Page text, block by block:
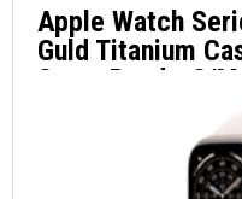
Apple Watch
Guld Titanium
Sport Band - S/M